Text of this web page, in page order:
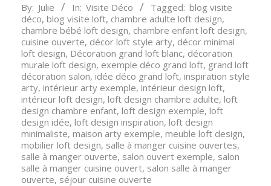
06-
11
By: Julie In: Visite Déco Tagged: blog visite
déco, blog visite loft, chambre adulte loft design,
chambre bébé loft design, chambre enfant loft design,
cuisine ouverte, décor loft style arty, décor minimal
loft design, Décoration grand loft blanc, décoration
murale loft design, exemple déco grand loft, grand loft
décoration salon, idée déco grand loft, inspiration style
arty, intérieur arty exemple, intérieur design loft,
intérieur loft design, loft design chambre adulte, loft
design chambre enfant, loft design exemple, loft
design idée, loft design inspiration, loft design
minimaliste, maison arty exemple, meuble loft design,
mobilier loft design, salle à manger cuisine ouvertes,
salle à manger ouverte, salon ouvert exemple, salon
salle à manger cuisine ouvert, salon salle à manger
ouverte, séjour cuisine ouverte